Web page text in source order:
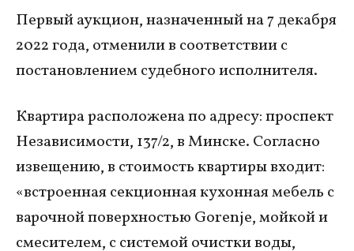
Первый аукцион, назначенный на 7 декабря
2022 года, отменили в соответствии с
постановлением судебного исполнителя.
Квартира расположена по адресу: проспект
Независимости, 137/2, в Минске. Согласно
извещению, в стоимость квартиры входит:
«встроенная секционная кухонная мебель с
варочной поверхностью Gorenje, мойкой и
смесителем, с системой очистки воды,